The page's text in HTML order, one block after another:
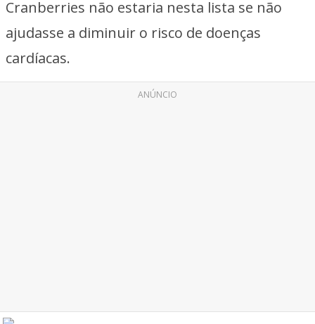
Cranberries não estaria nesta lista se não
ajudasse a diminuir o risco de doenças
cardíacas.
ANÚNCIO